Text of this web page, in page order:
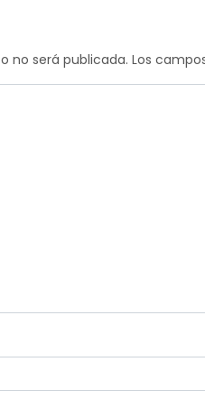
no será publicada. Los